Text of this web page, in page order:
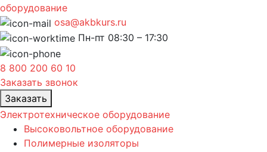
оборудование
osa@akbkurs.ru
Пн-пт 08:30 – 17:30
8 800 200 60 10
Заказать звонок
Заказать
Электротехническое оборудование
Высоковольтное оборудование
Полимерные изоляторы